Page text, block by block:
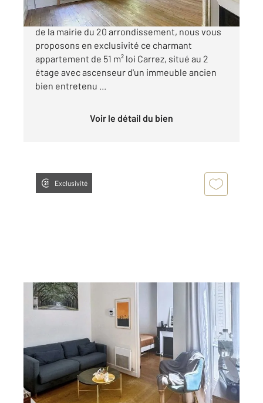
À deux minutes à pied du métro Gambetta et
de la mairie du 20 arrondissement, nous vous
proposons en exclusivité ce charmant
appartement de 51 m² loi Carrez, situé au 2
étage avec ascenseur d'un immeuble ancien
bien entretenu ...
Voir le détail du bien
Exclusivité
PARIS 75005
36,98 m2, 2 pièces
Appartement F2 à vendre
514 000 €
Rue Larrey a deux minutes à pied de la place